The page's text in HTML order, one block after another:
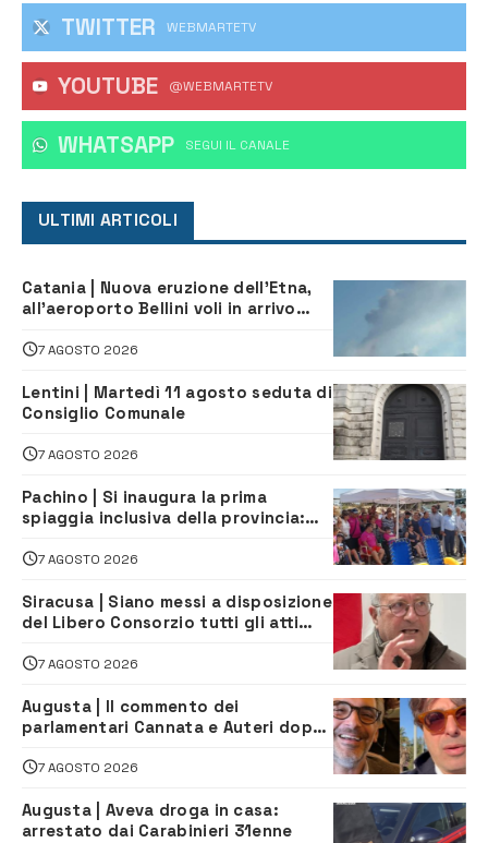
TWITTER WEBMARTETV
YOUTUBE @WEBMARTETV
WHATSAPP ‎SEGUI IL CANALE
ULTIMI ARTICOLI
Catania | Nuova eruzione dell’Etna,
all’aeroporto Bellini voli in arrivo
7 AGOSTO 2026
Lentini | Martedì 11 agosto seduta di
Consiglio Comunale
7 AGOSTO 2026
Pachino | Si inaugura la prima
spiaggia inclusiva della provincia:
tutti
7 AGOSTO 2026
Siracusa | Siano messi a disposizione
del Libero Consorzio tutti gli atti
7 AGOSTO 2026
Augusta | Il commento dei
parlamentari Cannata e Auteri dopo
depuratore
7 AGOSTO 2026
Augusta | Aveva droga in casa:
arrestato dai Carabinieri 31enne